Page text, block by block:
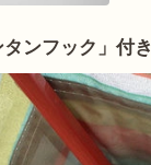
ンフック」付き